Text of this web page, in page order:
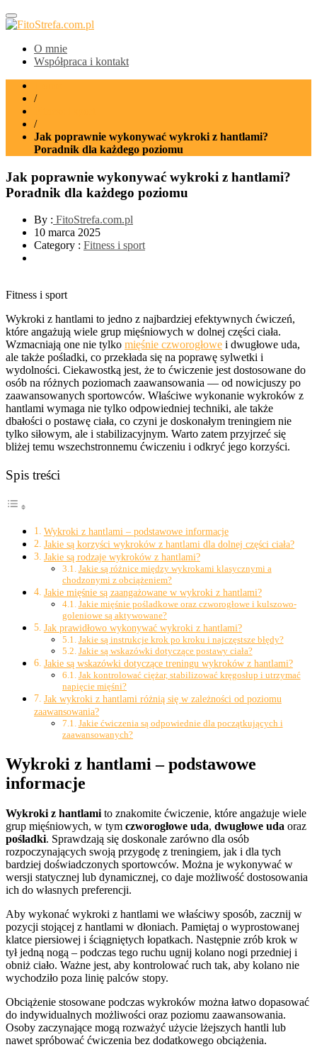
O mnie
Współpraca i kontakt
/
/
Jak poprawnie wykonywać wykroki z hantlami?
Poradnik dla każdego poziomu
Jak poprawnie wykonywać wykroki z hantlami?
Poradnik dla każdego poziomu
By : FitoStrefa.com.pl
10 marca 2025
Category : Fitness i sport
Fitness i sport
Wykroki z hantlami to jedno z najbardziej efektywnych ćwiczeń,
które angażują wiele grup mięśniowych w dolnej części ciała.
Wzmacniają one nie tylko mięśnie czworogłowe i dwugłowe uda,
ale także pośladki, co przekłada się na poprawę sylwetki i
wydolności. Ciekawostką jest, że to ćwiczenie jest dostosowane do
osób na różnych poziomach zaawansowania — od nowicjuszy po
zaawansowanych sportowców. Właściwe wykonanie wykroków z
hantlami wymaga nie tylko odpowiedniej techniki, ale także
dbałości o postawę ciała, co czyni je doskonałym treningiem nie
tylko siłowym, ale i stabilizacyjnym. Warto zatem przyjrzeć się
bliżej temu wszechstronnemu ćwiczeniu i odkryć jego korzyści.
Spis treści
Wykroki z hantlami – podstawowe informacje
Jakie są korzyści wykroków z hantlami dla dolnej części ciała?
Jakie są rodzaje wykroków z hantlami?
Jakie są różnice między wykrokami klasycznymi a
chodzonymi z obciążeniem?
Jakie mięśnie są zaangażowane w wykroki z hantlami?
Jakie mięśnie pośladkowe oraz czworogłowe i kulszowo-
goleniowe są aktywowane?
Jak prawidłowo wykonywać wykroki z hantlami?
Jakie są instrukcje krok po kroku i najczęstsze błędy?
Jakie są wskazówki dotyczące postawy ciała?
Jakie są wskazówki dotyczące treningu wykroków z hantlami?
Jak kontrolować ciężar, stabilizować kręgosłup i utrzymać
napięcie mięśni?
Jak wykroki z hantlami różnią się w zależności od poziomu
zaawansowania?
Jakie ćwiczenia są odpowiednie dla początkujących i
zaawansowanych?
Wykroki z hantlami – podstawowe
informacje
Wykroki z hantlami to znakomite ćwiczenie, które angażuje wiele
grup mięśniowych, w tym czworogłowe uda, dwugłowe uda oraz
pośladki. Sprawdzają się doskonale zarówno dla osób
rozpoczynających swoją przygodę z treningiem, jak i dla tych
bardziej doświadczonych sportowców. Można je wykonywać w
wersji statycznej lub dynamicznej, co daje możliwość dostosowania
ich do własnych preferencji.
Aby wykonać wykroki z hantlami we właściwy sposób, zacznij w
pozycji stojącej z hantlami w dłoniach. Pamiętaj o wyprostowanej
klatce piersiowej i ściągniętych łopatkach. Następnie zrób krok w
tył jedną nogą – podczas tego ruchu ugnij kolano nogi przedniej i
obniż ciało. Ważne jest, aby kontrolować ruch tak, aby kolano nie
wychodziło poza linię palców stopy.
Obciążenie stosowane podczas wykroków można łatwo dopasować
do indywidualnych możliwości oraz poziomu zaawansowania.
Osoby zaczynające mogą rozważyć użycie lżejszych hantli lub
nawet spróbować ćwiczenia bez dodatkowego obciążenia.